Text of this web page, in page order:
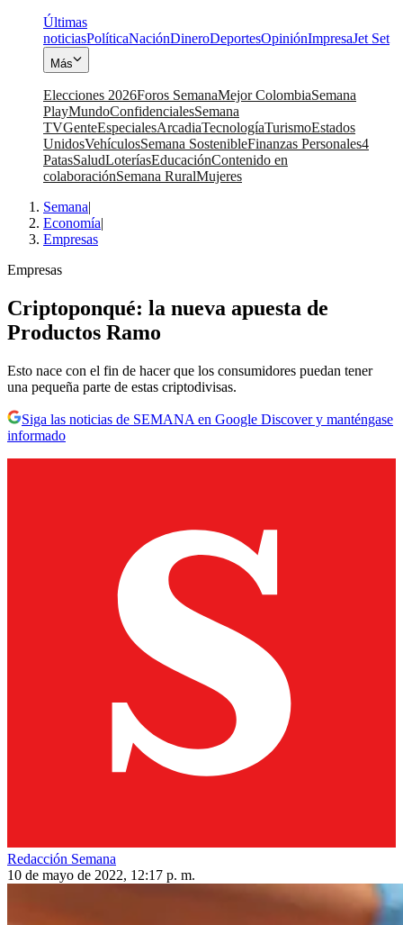
Últimas
noticiasPolíticaNaciónDineroDeportesOpiniónImpresaJet Set
Más
Elecciones 2026Foros SemanaMejor ColombiaSemana
PlayMundoConfidencialesSemana
TVGenteEspecialesArcadiaTecnologíaTurismoEstados
UnidosVehículosSemana SostenibleFinanzas Personales4
PatasSaludLoteríasEducaciónContenido en
colaboraciónSemana RuralMujeres
Semana|
Economía|
Empresas
Empresas
Criptoponqué: la nueva apuesta de
Productos Ramo
Esto nace con el fin de hacer que los consumidores puedan tener
una pequeña parte de estas criptodivisas.
Siga las noticias de SEMANA en Google Discover y manténgase
informado
Redacción Semana
10 de mayo de 2022, 12:17 p. m.